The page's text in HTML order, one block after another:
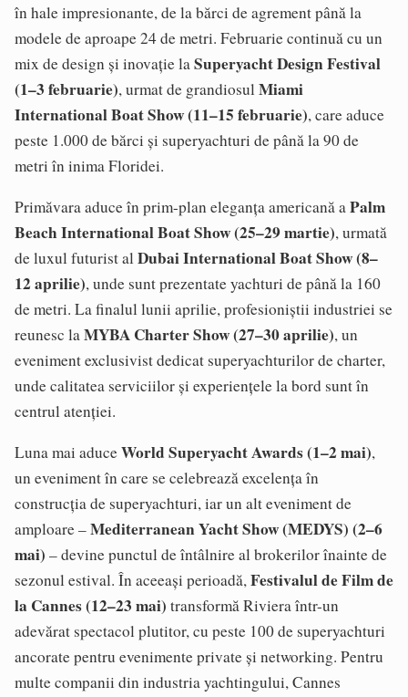
în hale impresionante, de la bărci de agrement până la
modele de aproape 24 de metri. Februarie continuă cu un
mix de design și inovație laSuperyacht Design Festival
(1–3 februarie), urmat de grandiosulMiami
International Boat Show (11–15 februarie), care aduce
peste 1.000 de bărci și superyachturi de până la 90 de
metri în inima Floridei.
Primăvara aduce în prim-plan eleganța americană aPalm
Beach International Boat Show (25–29 martie), urmată
de luxul futurist alDubai International Boat Show (8–
12 aprilie), unde sunt prezentate yachturi de până la 160
de metri. La finalul lunii aprilie, profesioniștii industriei se
reunesc laMYBA Charter Show (27–30 aprilie), un
eveniment exclusivist dedicat superyachturilor de charter,
unde calitatea serviciilor și experiențele la bord sunt în
centrul atenției.
Luna mai aduceWorld Superyacht Awards (1–2 mai),
un eveniment în care se celebrează excelența în
construcția de superyachturi, iar un alt eveniment de
amploare –Mediterranean Yacht Show (MEDYS) (2–6
mai) – devine punctul de întâlnire al brokerilor înainte de
sezonul estival. În aceeași perioadă,Festivalul de Film de
la Cannes (12–23 mai) transformă Riviera într-un
adevărat spectacol plutitor, cu peste 100 de superyachturi
ancorate pentru evenimente private și networking. Pentru
multe companii din industria yachtingului, Cannes